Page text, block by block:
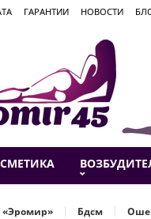
ГАРАНТИИ НОВОСТИ
Бдсм